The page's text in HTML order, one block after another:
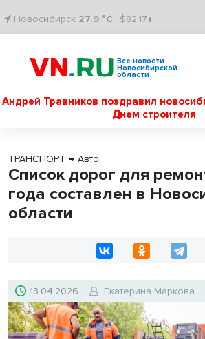
Новосибирск 27.9 °C $82.17↑
Все новости
Новосибирской
области
Андрей Травников поздравил
Днем строителя
ТРАНСПОРТ → Авто
Список дорог для
года составлен в
области
13.04.2026 Екатерина Маркова